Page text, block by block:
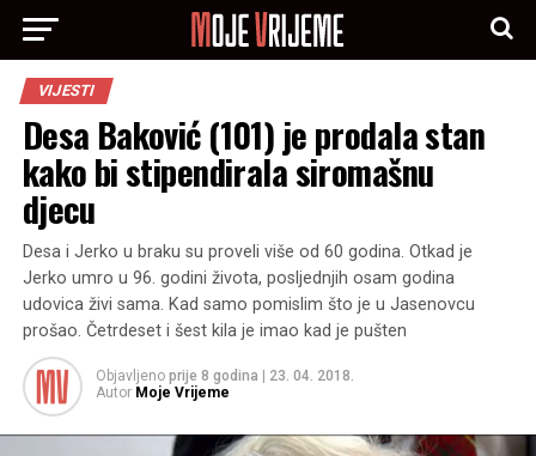
VIJESTI
Desa Baković (101) je prodala stan
kako bi stipendirala siromašnu
djecu
Desa i Jerko u braku su proveli više od 60 godina. Otkad je
Jerko umro u 96. godini života, posljednjih osam godina
udovica živi sama. Kad samo pomislim što je u Jasenovcu
prošao. Četrdeset i šest kila je imao kad je pušten
Objavljeno prije 8 godina
23. 04. 2018.
Autor Moje Vrijeme